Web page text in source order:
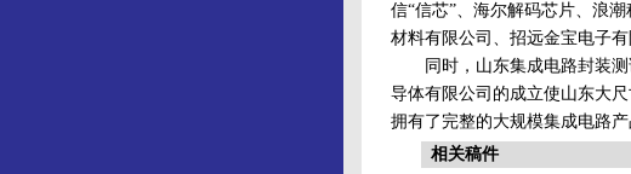
信“信芯”、海尔解码芯片、浪
材料有限公司、招远金宝电子
同时，山东集成电路封装测
导体有限公司的成立使山东大
拥有了完整的大规模集成电路
相关稿件